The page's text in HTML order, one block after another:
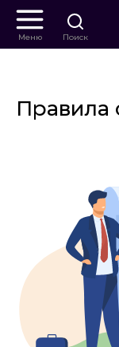
Меню Поиск
Правила